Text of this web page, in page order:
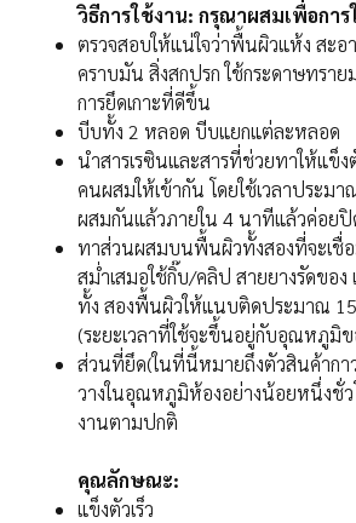
วิธีการใช้งาน: กรุณาผสมเพื่อการ
ตรวจสอบให้แน่ใจว่าพื้นผิวแห้ง สะอ
คราบมัน สิ่งสกปรก ใช้กระดาษทรา
การยึดเกาะที่ดีขึ้น
บีบทั้ง 2 หลอด บีบแยกแต่ละหลอด
นำสารเรซินและสารที่ช่วยทาให้แข็
คนผสมให้เข้ากัน โดยใช้เวลาประม
ผสมกันแล้วภายใน 4 นาทีแล้วค่อยปิ
ทาส่วนผสมบนพื้นผิวทั้งสองที่จะเชื่
สม่ำเสมอใช้กิ๊บ/คลิป สายยางรัดของ
ทั้ง สองพื้นผิวให้แนบติดประมาณ
(ระยะเวลาที่ใช้จะขึ้นอยู่กับอุณหภูมิ
ส่วนที่ยึด(ในที่นี้หมายถึงตัวสินค้าก
วางในอุณหภูมิห้องอย่างน้อยหนึ่งชั่ว
งานตามปกติ
คุณลักษณะ:
แข็งตัวเร็ว